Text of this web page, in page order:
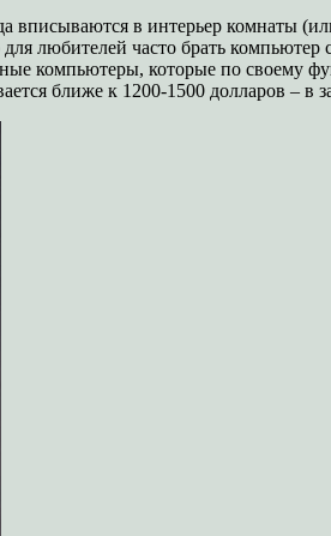
в интерьер комнаты
любителей часто брать компьютер
компьютеры, которые по своему
ближе к 1200-1500 долларов – в